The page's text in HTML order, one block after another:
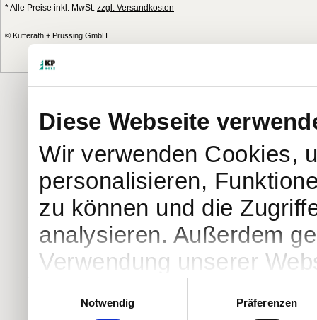
Diese Webseite
Wir verwenden Cookies,
personalisieren,
zu können und die
analysieren. Außerdem
Verwendung unserer
Notwendig
Präferenzen
* Alle Preise inkl. MwSt. zzgl. Versandkosten
© Kufferath + Prüssing GmbH